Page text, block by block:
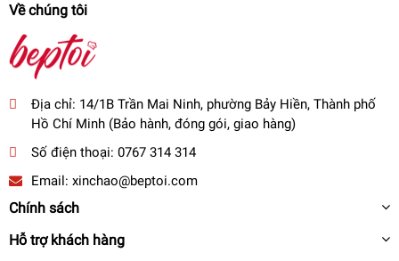
Về chúng tôi
Địa chỉ: 14/1B Trần Mai Ninh, phường Bảy Hiền, Thành phố
Hồ Chí Minh (Bảo hành, đóng gói, giao hàng)
Số điện thoại: 0767 314 314
Email: xinchao@beptoi.com
Chính sách
Hỗ trợ khách hàng